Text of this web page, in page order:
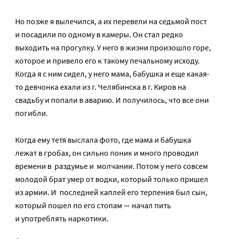
Но позже я вылечился, а их перевели на седьмой пост
и посадили по одному в камеры. Он стал редко
выходить на прогулку. У него в жизни произошло горе,
которое и привело его к такому печальному исходу.
Когда я с ним сидел, у него мама, бабушка и еще какая-
то девчонка ехали из г. Челябинска в г. Киров на
свадьбу и попали в аварию. И получилось, что все они
погибли.
Когда ему тетя выслала фото, где мама и бабушка
лежат в гробах, он сильно поник и много проводил
времени в раздумье и молчании. Потом у него совсем
молодой брат умер от водки, который только пришел
из армии. И последней каплей его терпения был сын,
который пошел по его стопам — начал пить
и употреблять наркотики.